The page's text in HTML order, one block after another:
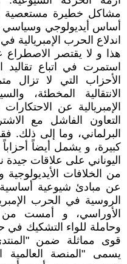
مشاكل خطيرة مستعصية
أساس أيديولوجي وسياسي
اندلاع الحرب الإمبريالية في
هذا و لا يقتصر
استمرت في اتباع تقاليد
الأحزاب التي لا تزال
الانتقالية المخطئة،
الإمبريالية عن
التعاون الفاشل مع
البرلماني، وما إلى ذلك.
كبيرة، و يشمل أيضاً
اليوناني على علاقات
من الخلافات
عن مبادئ شيوعية
الروسية في الحرب
الأوراسي، و أمست من
وحاملة للواء التشكيك في
قوى مماثلة ضمن
يسمى "المنصة العالمية